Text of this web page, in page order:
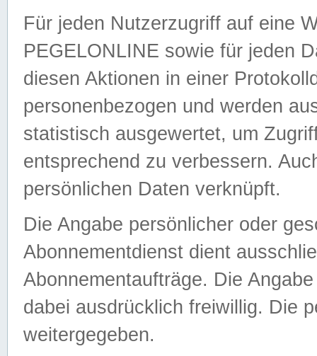
Für jeden Nutzerzugriff auf eine
PEGELONLINE sowie für jeden
diesen Aktionen in einer
personenbezogen und werden
statistisch ausgewertet, um
entsprechend zu verbessern.
persönlichen Daten verknüpft.
Die Angabe persönlicher oder
Abonnementdienst dient
Abonnementaufträge. Die
dabei ausdrücklich freiwillig. Die
weitergegeben.